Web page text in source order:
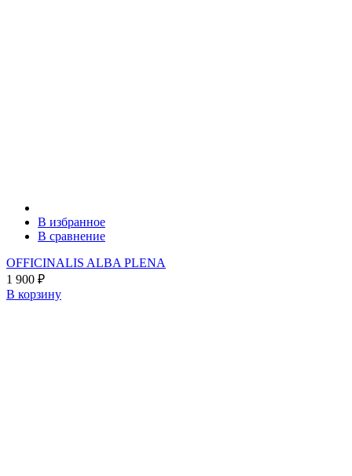
В избранное
В сравнение
OFFICINALIS ALBA PLENA
1 900 ₽
В корзину